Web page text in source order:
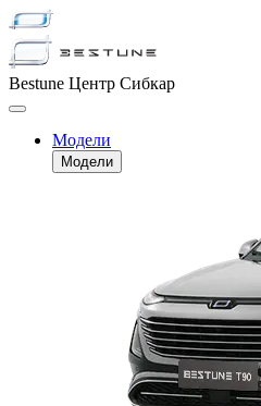
Bestune Центр Сибкар
Модели
Модели